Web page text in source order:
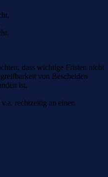
dass wichtige Fristen nicht
von Bescheiden
ist.
rechtzeitig an einen